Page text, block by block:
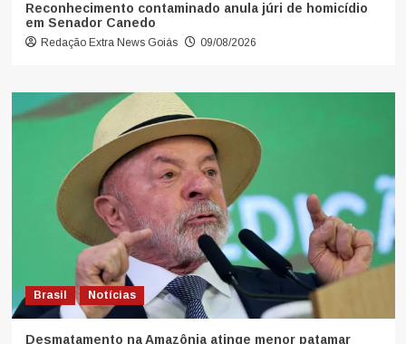
Reconhecimento contaminado anula júri de homicídio
em Senador Canedo
Redação Extra News Goiás 09/08/2026
Brasil Notícias
Desmatamento na Amazônia atinge menor patamar